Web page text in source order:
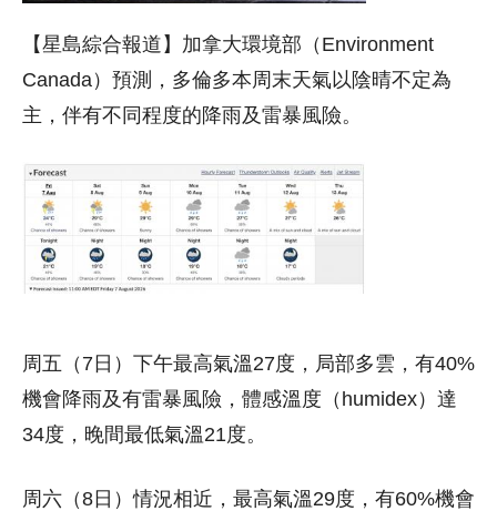
【星島綜合報道】加拿大環境部（Environment
Canada）預測，多倫多本周末天氣以陰晴不定為
主，伴有不同程度的降雨及雷暴風險。
周五（7日）下午最高氣溫27度，局部多雲，有40%
機會降雨及有雷暴風險，體感溫度（humidex）達
34度，晚間最低氣溫21度。
周六（8日）情況相近，最高氣溫29度，有60%機會